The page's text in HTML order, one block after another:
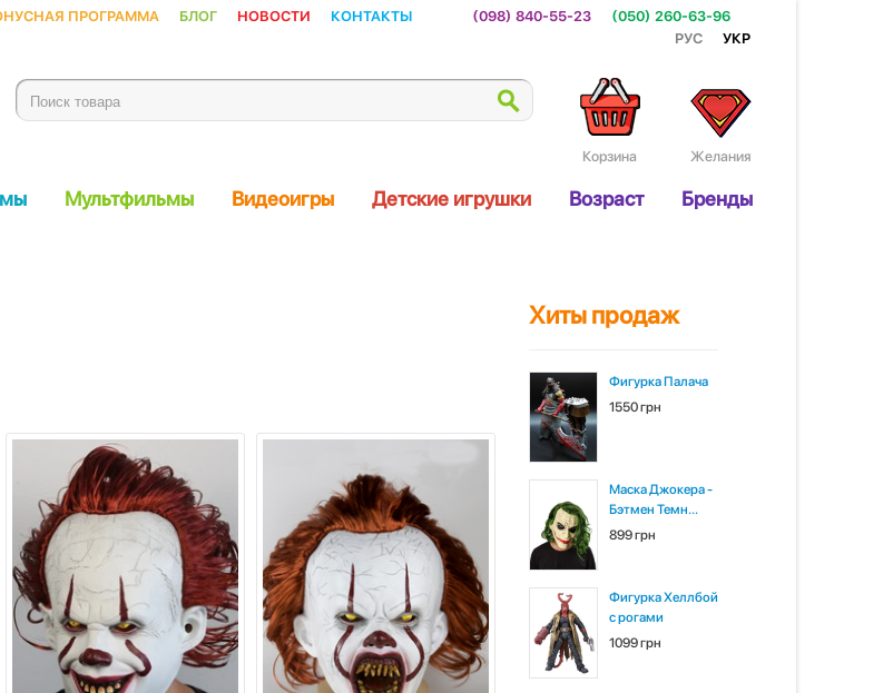
программа Блог Новости Контакты (098) 840-55-23
(050) 260-63-96
Рус
Укр
Желания
Корзина
Мультфильмы Видеоигры Детские игрушки Возраст Бренды
Хиты продаж
Фигурка Палача
1550 грн
Маска Джокера -
Бэтмен Темн...
899 грн
Фигурка Хеллбой
с рогами
1099 грн